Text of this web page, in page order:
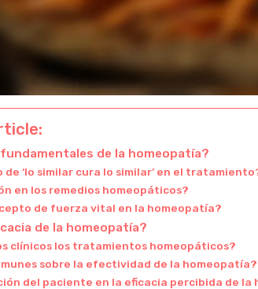
de la homeopatía?
‘lo similar cura lo similar’ en el
en los remedios homeopáticos?
de fuerza vital en la homeopatía?
de la homeopatía?
clínicos los tratamientos homeopáticos?
sobre la efectividad de la homeopatía?
del paciente en la eficacia percibida de la